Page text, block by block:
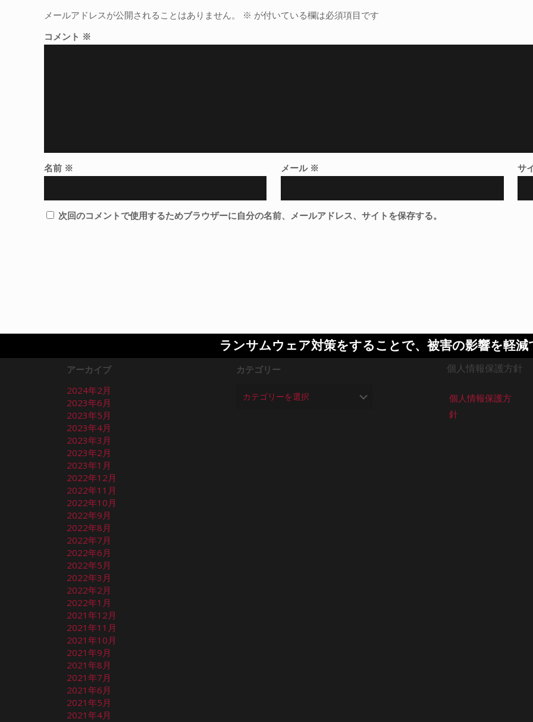
メールアドレスが公開されることはありません。 ※ が付いている欄は必須項目です
コメント ※
名前 ※ メール ※ サ
次回のコメントで使用するためブラウザーに自分の名前、メールアドレス、サイトを保存する。
ランサムウェア対策をすることで、被害の影響を軽減
アーカイブ
2024年2月
2023年6月
2023年5月
2023年4月
2023年3月
2023年2月
2023年1月
2022年12月
2022年11月
2022年10月
2022年9月
2022年8月
2022年7月
2022年6月
2022年5月
2022年3月
2022年2月
2022年1月
2021年12月
2021年11月
2021年10月
2021年9月
2021年8月
2021年7月
2021年6月
2021年5月
2021年4月
カテゴリー 個人情報保護方針
個人情報保護方
針